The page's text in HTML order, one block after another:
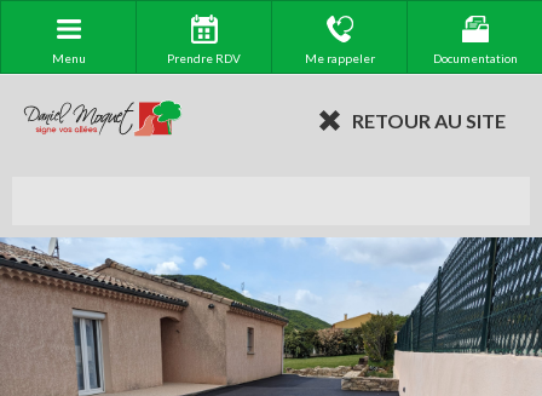
Menu Prendre RDV Me rappeler Documentation
RETOUR AU SITE